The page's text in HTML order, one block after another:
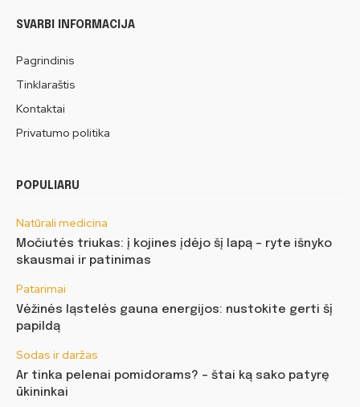
SVARBI INFORMACIJA
Pagrindinis
Tinklaraštis
Kontaktai
Privatumo politika
POPULIARU
Natūrali medicina
Močiutės triukas: į kojines įdėjo šį lapą – ryte išnyko
skausmai ir patinimas
Patarimai
Vėžinės ląstelės gauna energijos: nustokite gerti šį
papildą
Sodas ir daržas
Ar tinka pelenai pomidorams? – štai ką sako patyrę
ūkininkai